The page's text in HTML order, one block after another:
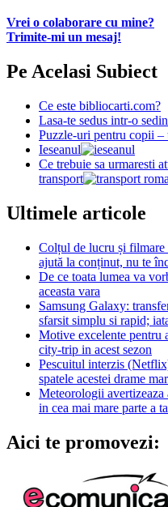
Vrei o colaborare cu mine?
Trimite-mi un mesaj!
Pe Acelasi Subiect
Ce este bibliocarti.com?
Lasa-te sedus intr-o
Puzzle-uri pentru copii –
Ieseanul
Ce trebuie sa urmaresti
transport
Ultimele articole
Colțul de lucru și filmare
ajută la conținut, nu te
De ce toata lumea va
aceasta vara
Samsung Galaxy:
sfarsit simplu si rapid;
Motive excelente pentru
city-trip in acest sezon
Pescuitul interzis
spatele acestei drame
Meteorologii avertizeaza
in cea mai mare parte a
Aici te promovezi: